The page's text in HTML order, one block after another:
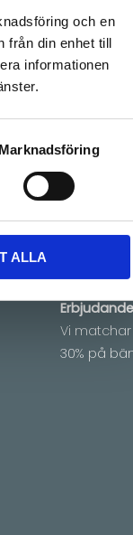
och en
från din enhet till
informationen
Marknadsföring
ALLA
KÖP
Erbjudande
Vi
30% på